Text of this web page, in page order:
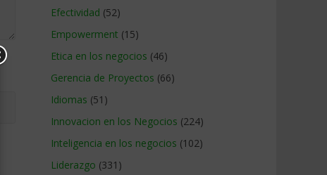
Efectividad (52)
Empowerment (15)
Etica en los negocios (46)
Gerencia de Proyectos (66)
Idiomas (51)
Innovacion en los Negocios (224)
Inteligencia en los negocios (102)
Liderazgo (331)